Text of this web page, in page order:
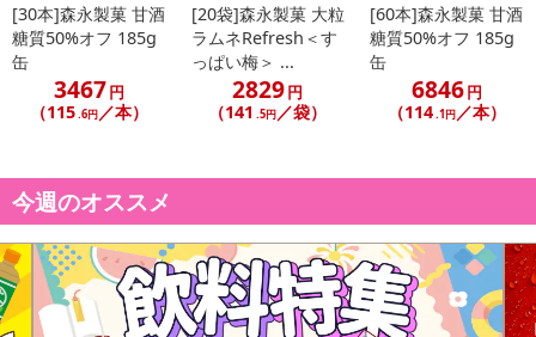
[30本]森永製菓 甘酒
糖質50%オフ 185g
缶
3467円
（115.6円／本）
[20袋]森永製菓 大粒
ラムネRefresh＜す
っぱい梅＞ ...
2829円
（141 .5円／袋）
[60本]森永製菓 甘酒
糖質50%オフ 185g
缶
6846円
（114.1円／本）
今週のオススメ